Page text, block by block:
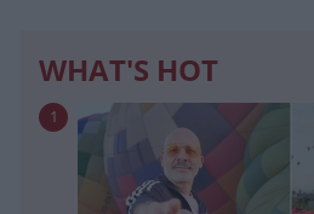
WHAT'S HOT
1